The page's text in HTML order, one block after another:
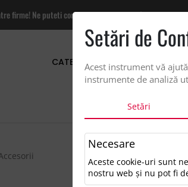
firme! Ne puteti contacta pentru oferta de pret
CATEGORII PRODUSE
Sortare dupa:
Setări de
Acest instrument vă
instrumente de analiză
Setări
Necesare
Aceste cookie-uri sunt
nostru web și nu pot fi